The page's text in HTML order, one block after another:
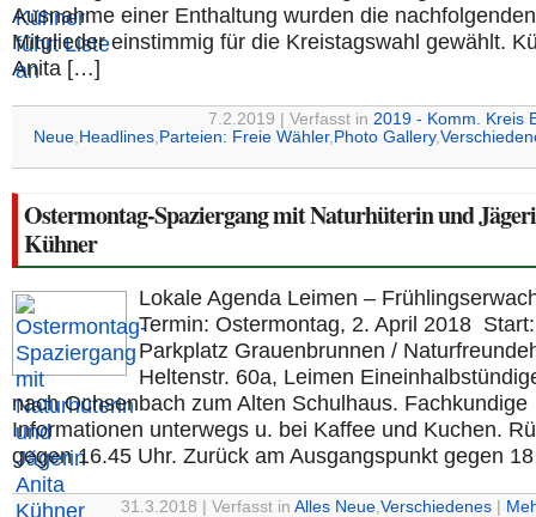
Ausnahme einer Enthaltung wurden die nachfolgenden
Mitglieder einstimmig für die Kreistagswahl gewählt.
Anita […]
7.2.2019 | Verfasst in 2019 - Komm. Kreis
Neue, Headlines, Parteien: Freie Wähler, Photo Gallery,
Ostermontag-Spaziergang mit Naturhüterin und
Kühner
Lokale Agenda Leimen –
Termin: Ostermontag, 2. April 2018
Parkplatz Grauenbrunnen /
Heltenstr. 60a, Leimen
nach Ochsenbach zum Alten Schulhaus. Fachkundige
Informationen unterwegs u. bei Kaffee und Kuchen.
gegen 16.45 Uhr. Zurück am Ausgangspunkt gegen
31.3.2018 | Verfasst in Alles Neue,Verschiedenes